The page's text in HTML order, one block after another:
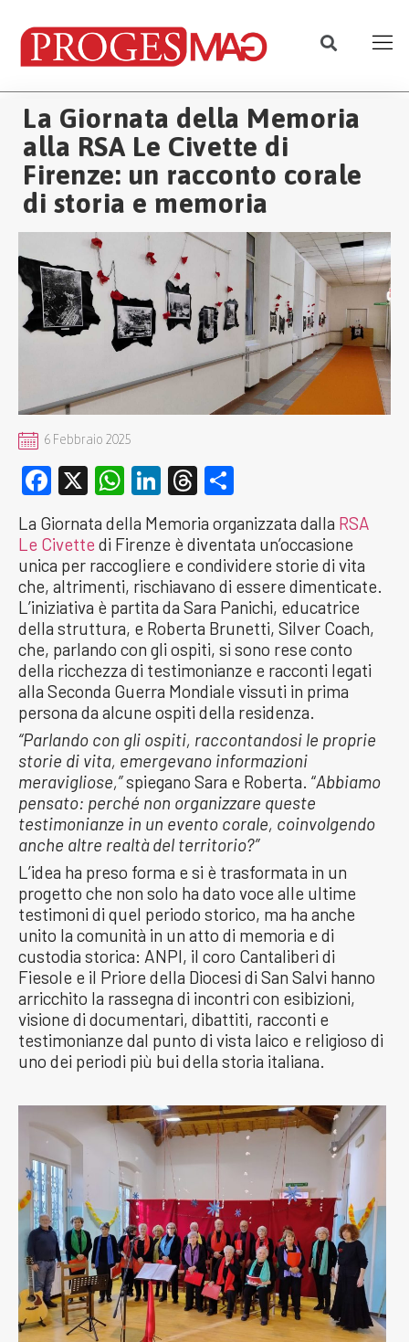
La Giornata della Memoria
alla RSA Le Civette di
Firenze: un racconto corale
di storia e memoria
6 Febbraio 2025
Facebook
X WhatsApp
LinkedIn
Threads
La Giornata della Memoria organizzata dalla RSA
Le Civette di Firenze è diventata un’occasione
unica per raccogliere e condividere storie di vita
che, altrimenti, rischiavano di essere dimenticate.
L’iniziativa è partita da Sara Panichi, educatrice
della struttura, e Roberta Brunetti, Silver Coach,
che, parlando con gli ospiti, si sono rese conto
della ricchezza di testimonianze e racconti legati
alla Seconda Guerra Mondiale vissuti in prima
persona da alcune ospiti della residenza.
“Parlando con gli ospiti, raccontandosi le proprie
storie di vita, emergevano informazioni
meravigliose,”spiegano Sara e Roberta. “Abbiamo
pensato: perché non organizzare queste
testimonianze in un evento corale, coinvolgendo
anche altre realtà del territorio?”
L’idea ha preso forma e si è trasformata in un
progetto che non solo ha dato voce alle ultime
testimoni di quel periodo storico, ma ha anche
unito la comunità in un atto di memoria e di
custodia storica: ANPI, il coro Cantaliberi di
Fiesole e il Priore della Diocesi di San Salvi hanno
arricchito la rassegna di incontri con esibizioni,
visione di documentari, dibattiti, racconti e
testimonianze dal punto di vista laico e religioso di
uno dei periodi più bui della storia italiana.